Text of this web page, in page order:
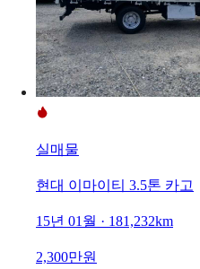
실매물
현대 이마이티 3.5톤 카고
15년 01월 · 181,232km
2,300만원